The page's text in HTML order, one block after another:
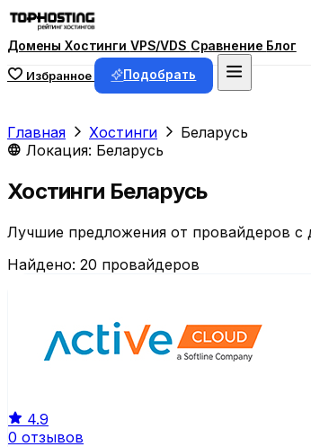
ДоменыХостинги VPS/VDS Сравнение Блог
Избранное Подобрать
Главная Хостинги
Беларусь
Локация: Беларусь
Хостинги Беларусь
Лучшие предложения от провайдеров с
Найдено: 20 провайдеров
4.9
0 отзывов